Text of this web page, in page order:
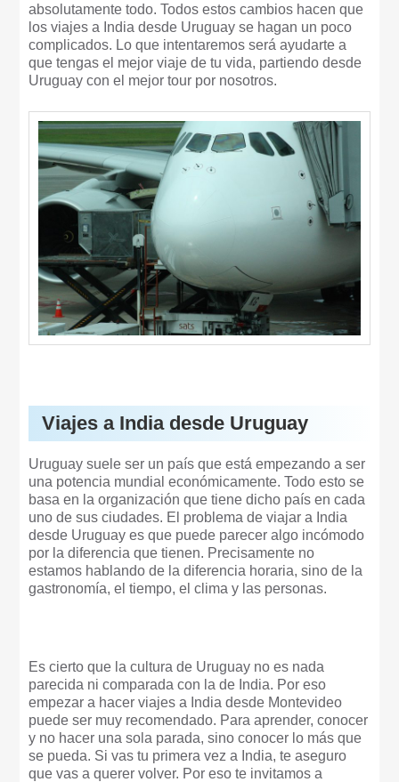
absolutamente todo. Todos estos cambios hacen que
los viajes a India desde Uruguay se hagan un poco
complicados. Lo que intentaremos será ayudarte a
que tengas el mejor viaje de tu vida, partiendo desde
Uruguay con el mejor tour por nosotros.
Viajes a India desde Uruguay
Uruguay suele ser un país que está empezando a ser
una potencia mundial económicamente. Todo esto se
basa en la organización que tiene dicho país en cada
uno de sus ciudades. El problema de viajar a India
desde Uruguay es que puede parecer algo incómodo
por la diferencia que tienen. Precisamente no
estamos hablando de la diferencia horaria, sino de la
gastronomía, el tiempo, el clima y las personas.
Es cierto que la cultura de Uruguay no es nada
parecida ni comparada con la de India. Por eso
empezar a hacer viajes a India desde Montevideo
puede ser muy recomendado. Para aprender, conocer
y no hacer una sola parada, sino conocer lo más que
se pueda. Si vas tu primera vez a India, te aseguro
que vas a querer volver. Por eso te invitamos a